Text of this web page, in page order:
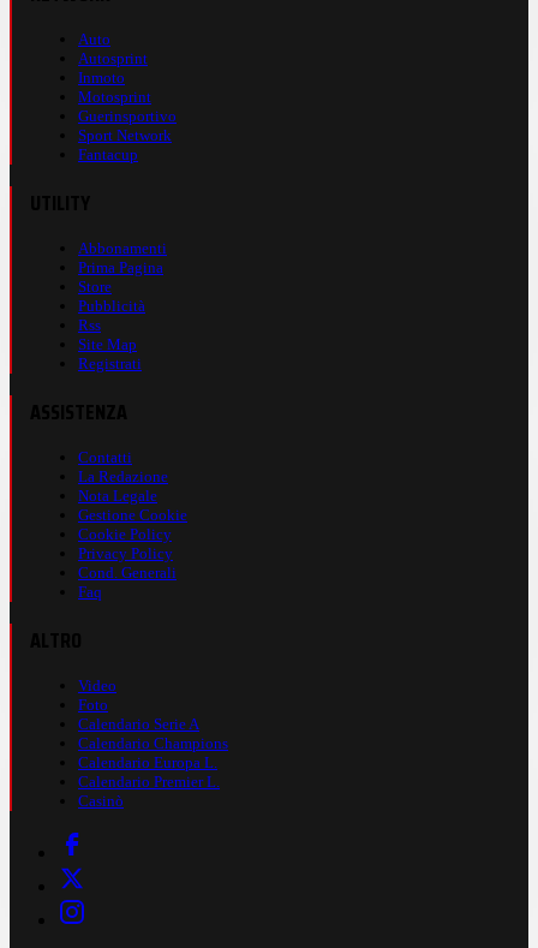
Auto
Autosprint
Inmoto
Motosprint
Guerinsportivo
Sport Network
Fantacup
Abbonamenti
Prima Pagina
Store
Pubblicità
Rss
Site Map
Registrati
Contatti
La Redazione
Nota Legale
Gestione Cookie
Cookie Policy
Privacy Policy
Cond. Generali
Faq
Video
Foto
Calendario Serie A
Calendario Champions
Calendario Europa L.
Calendario Premier L.
Casinò